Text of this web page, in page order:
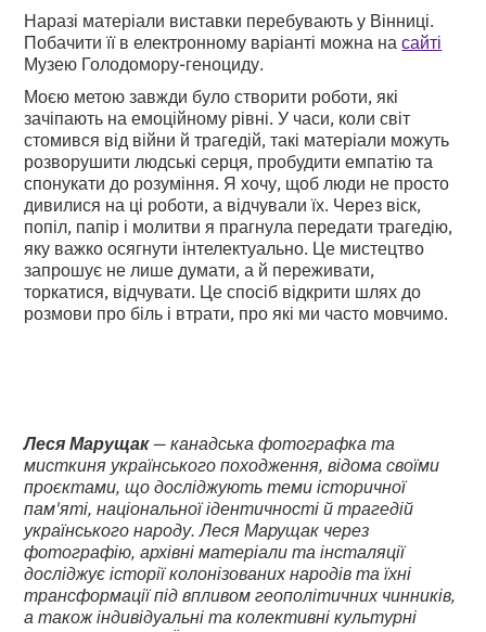
Наразі матеріали виставки перебувають у Вінниці.
Побачити її в електронному варіанті можна насайті
Музею Голодомору-геноциду.
Моєю метою завжди було створити роботи, які
зачіпають на емоційному рівні. У часи, коли світ
стомився від війни й трагедій, такі матеріали можуть
розворушити людські серця, пробудити емпатію та
спонукати до розуміння. Я хочу, щоб люди не просто
дивилися на ці роботи, а відчували їх. Через віск,
попіл, папір і молитви я прагнула передати трагедію,
яку важко осягнути інтелектуально. Це мистецтво
запрошує не лише думати, а й переживати,
торкатися, відчувати. Це спосіб відкрити шлях до
розмови про біль і втрати, про які ми часто мовчимо.
Леся Марущак— канадська фотографка та
мисткиня українського походження, відома своїми
проєктами, що досліджують теми історичної
пам'яті, національної ідентичності й трагедій
українського народу. Леся Марущак через
фотографію, архівні матеріали та інсталяції
досліджує історії колонізованих народів та їхні
трансформації під впливом геополітичних чинників,
а також індивідуальні та колективні культурні